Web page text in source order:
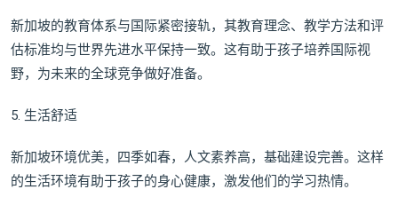
新加坡的教育体系与国际紧密接轨，其教育理念、教学方法和评
估标准均与世界先进水平保持一致。这有助于孩子培养国际视
野，为未来的全球竞争做好准备。
5. 生活舒适
新加坡环境优美，四季如春，人文素养高，基础建设完善。这样
的生活环境有助于孩子的身心健康，激发他们的学习热情。